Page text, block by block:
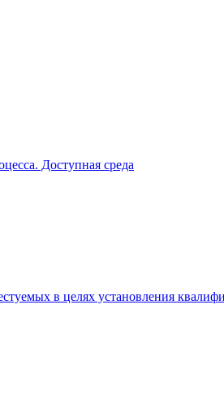
Доступная среда
в целях установления